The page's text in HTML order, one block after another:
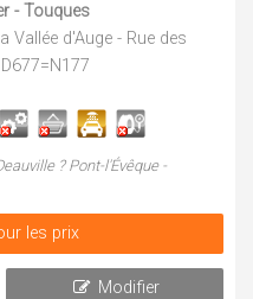
- Touques
Vallée d'Auge - Rue des
? Pont-l'Évêque -
les prix
Modifier